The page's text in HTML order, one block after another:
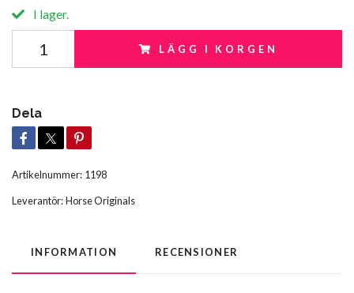
I lager.
LÄGG I KORGEN
Dela
Artikelnummer: 1198
Leverantör:Horse Originals
INFORMATION RECENSIONER